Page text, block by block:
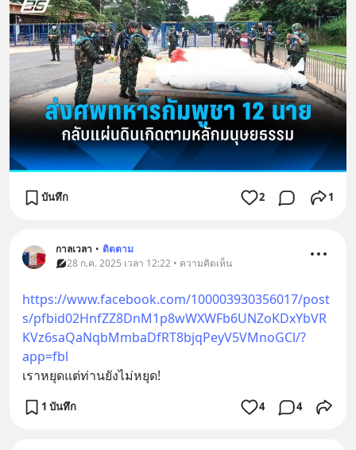
บันทึก 2 1
กาลเวลา • ติดตาม
28 ก.ค. 2025 เวลา 12:22 • ความคิดเห็น
https://www.facebook.com/100003930356017/post
s/pfbid02HnfZZ8DnM1p8wWXWFb6UNZoKDxYbVR
KVz6saQaNqbMmbaDfRT8bjqPeyV5VMnoGCl/?
app=fbl
เราหยุดแต่ท่านยังไม่หยุด!
1 บันทึก 4 4